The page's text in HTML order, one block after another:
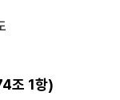
조 1항)